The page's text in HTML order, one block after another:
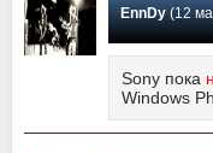
EnnDy(12
Sony пока н
Windows